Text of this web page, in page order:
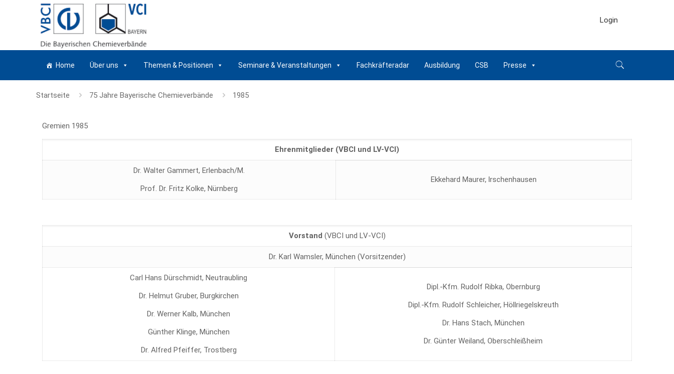
Login
Home Über uns Themen & Positionen Seminare & Veranstaltungen Fachkräfteradar Ausbildung CSB Presse
Startseite 75 Jahre Bayerische Chemieverbände 1985
Gremien 1985
Ehrenmitglieder (VBCI und LV-VCI)
Dr. Walter Gammert, Erlenbach/M.
Prof. Dr. Fritz Kolke, Nürnberg
Ekkehard Maurer, lrschenhausen
Vorstand (VBCI und LV-VCI)
Dr. Karl Wamsler, München (Vorsitzender)
Carl Hans Dürschmidt, Neutraubling
Dr. Helmut Gruber, Burgkirchen
Dr. Werner Kalb, München
Günther Klinge, München
Dr. Alfred Pfeiffer, Trostberg
Dipl.-Kfm. Rudolf Ribka, Obernburg
Dipl.-Kfm. Rudolf Schleicher, Höllriegelskreuth
Dr. Hans Stach, München
Dr. Günter Weiland, Oberschleißheim